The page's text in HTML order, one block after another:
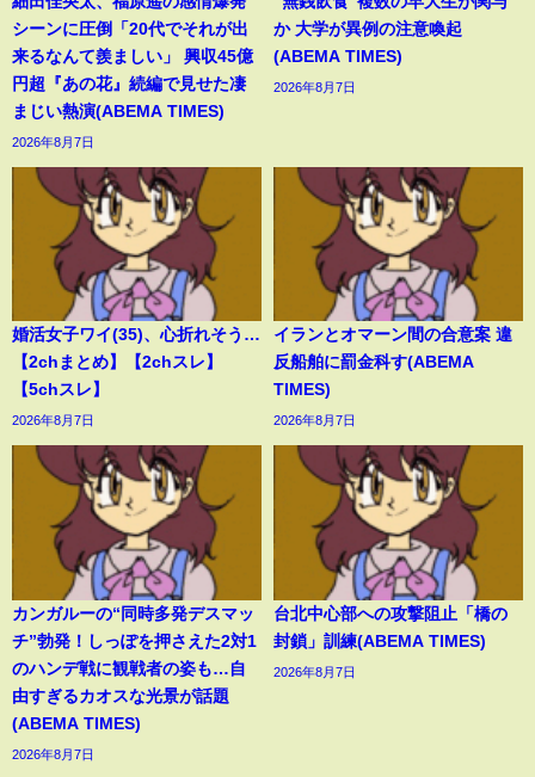
シーンに圧倒「20代でそれが出
来るなんて羨ましい」 興収45億
円超『あの花』続編で見せた凄
まじい熱演(ABEMA TIMES)
2026年8月7日
か 大学が異例の注意喚起
(ABEMA TIMES)
2026年8月7日
婚活女子ワイ(35)、心折れそう…
【2chまとめ】【2chスレ】
【5chスレ】
2026年8月7日
イランとオマーン間の合意案 違
反船舶に罰金科す(ABEMA
TIMES)
2026年8月7日
カンガルーの“同時多発デスマッ
チ”勃発！しっぽを押さえた2対1
のハンデ戦に観戦者の姿も…自
由すぎるカオスな光景が話題
(ABEMA TIMES)
2026年8月7日
台北中心部への攻撃阻止「橋の
封鎖」訓練(ABEMA TIMES)
2026年8月7日